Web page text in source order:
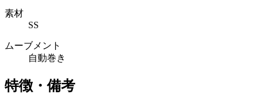
素材
SS
ムーブメント
自動巻き
特徴・備考